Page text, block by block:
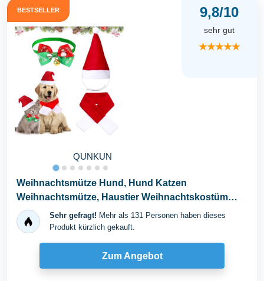
BESTSELLER
QUNKUN
9,8/10
sehr gut
★★★★★
Weihnachtsmütze Hund, Hund Katzen
Weihnachtsmütze, Haustier Weihnachtskostüm
Zubehör...Sehr gefragt! Mehr als 131 Personen haben dieses
Produkt kürzlich gekauft.
Zum Angebot